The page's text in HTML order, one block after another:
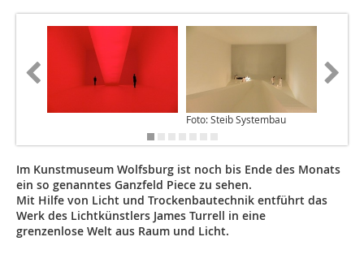
Foto: Steib Systembau
Im Kunstmuseum Wolfsburg ist noch bis Ende des Monats
ein so genanntes Ganzfeld Piece zu sehen.
Mit Hilfe von Licht und Trockenbautechnik entführt das
Werk des Lichtkünstlers James Turrell in eine
grenzenlose Welt aus Raum und Licht.